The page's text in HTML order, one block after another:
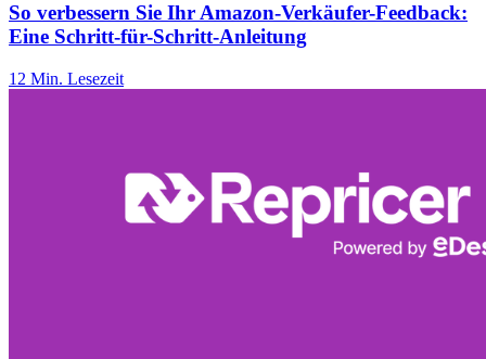
So verbessern Sie Ihr Amazon-Verkäufer-Feedback:
Eine Schritt-für-Schritt-Anleitung
12 Min. Lesezeit